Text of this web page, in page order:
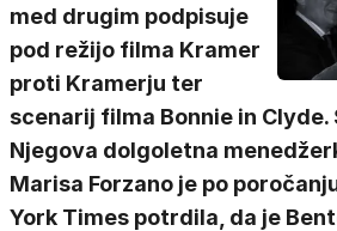
med drugim podpisuje
pod režijo filma Kramer
proti Kramerju ter
scenarij filma Bonnie in Clyde.
Njegova dolgoletna
Marisa Forzano je po
York Times potrdila, da je